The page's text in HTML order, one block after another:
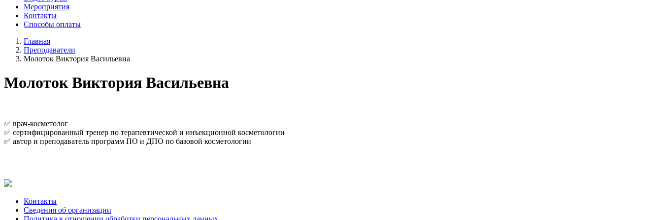
Мероприятия
Контакты
Способы оплаты
Главная
Преподаватели
Молоток Виктория Васильевна
Молоток Виктория Васильевна
✅ врач-косметолог
✅ сертифицированный тренер по терапевтической и инъекционной косметологии
✅ автор и преподаватель программ ПО и ДПО по базовой косметологии
Контакты
Сведения об организации